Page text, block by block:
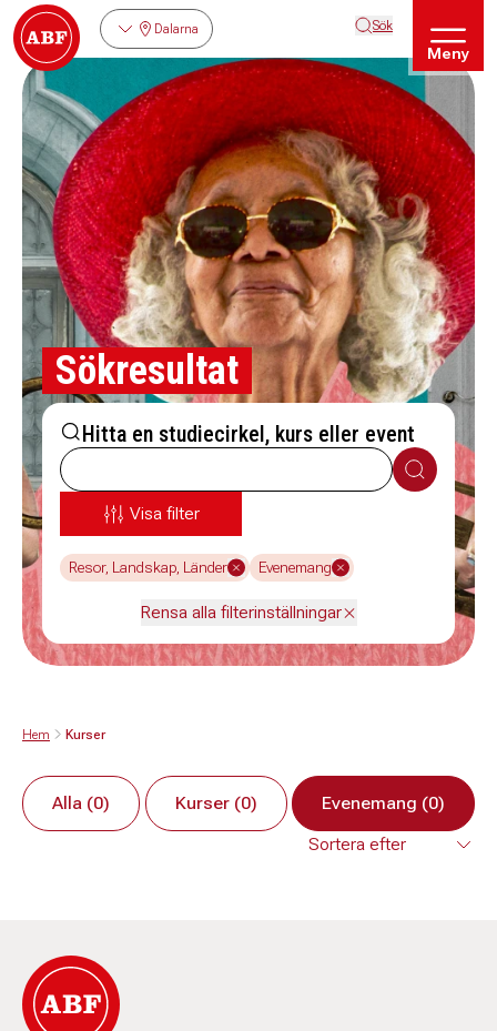
Dalarna Sök
Meny
Sökresultat
Hitta en studiecirkel, kurs eller event
Sök
Visa filter
Resor, Landskap, Länder Evenemang
Rensa alla filterinställningar
Hem Kurser
Alla (0) Kurser (0) Evenemang (0)